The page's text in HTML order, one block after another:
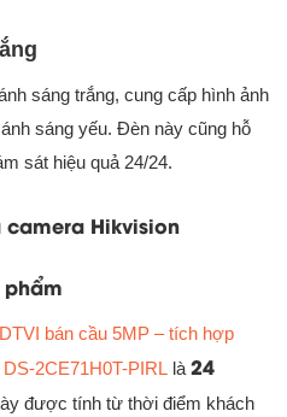
sáng trắng, cung cấp hình ảnh
sáng yếu. Đèn này cũng hỗ
sát hiệu quả 24/24.
Hikvision
bán cầu 5MP – tích hợp
2CE71H0T-PIRL là 24
được tính từ thời điểm khách